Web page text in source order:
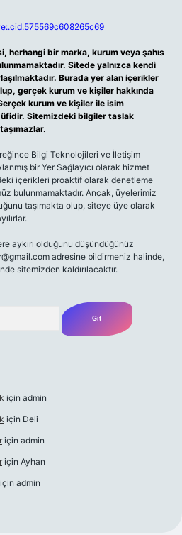
herhangi bir marka, kurum veya şahıs
Sitede yalnızca kendi
Burada yer alan içerikler
gerçek kurum ve kişiler hakkında
kurum ve kişiler ile isim
Sitemizdeki bilgiler taslak
Bilgi Teknolojileri ve İletişim
bir Yer Sağlayıcı olarak hizmet
içerikleri proaktif olarak denetleme
bulunmamaktadır. Ancak, üyelerimiz
taşımakta olup, siteye üye olarak
aykırı olduğunu düşündüğünüz
adresine bildirmeniz halinde,
sitemizden kaldırılacaktır.
için admin
için Deli
için admin
için Ayhan
için admin